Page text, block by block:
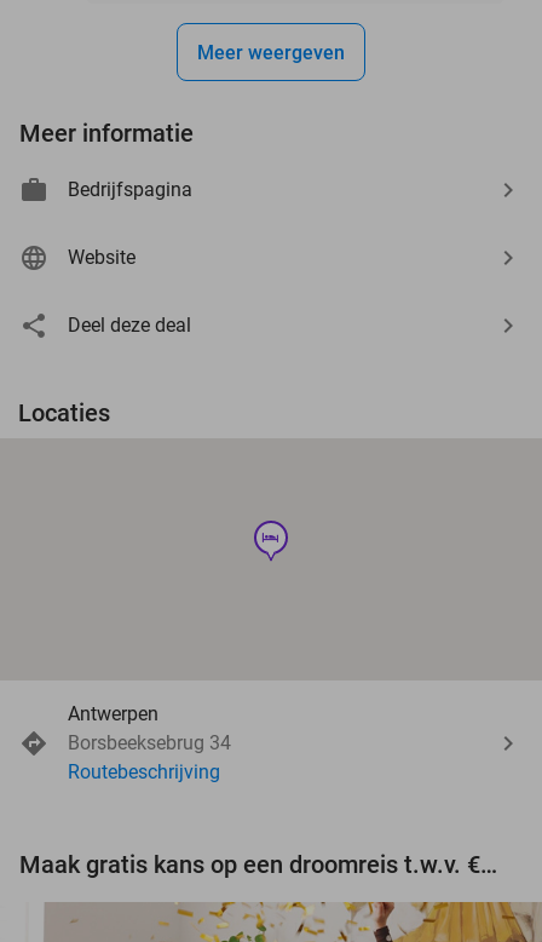
Meer weergeven
Meer informatie
Bedrijfspagina
Website
Deel deze deal
Locaties
hotel
Antwerpen
Borsbeeksebrug 34
Routebeschrijving
Maak gratis kans op een droomreis t.w.v. €3.000!